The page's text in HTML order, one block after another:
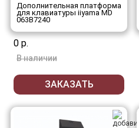
Дополнительная платформа
для клавиатуры iiyama MD
063B7240
0 р.
В наличии
ЗАКАЗАТЬ